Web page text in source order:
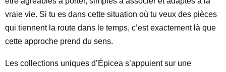
vraie vie. Si tu es dans cette situation où tu veux des pièces
qui tiennent la route dans le temps, c’est exactement là que
cette approche prend du sens.
Les collections uniques d’Épicea s’appuient sur une